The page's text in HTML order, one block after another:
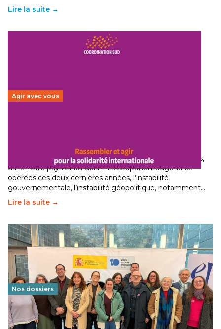
Lire la suite →
Agir avec vous
Le secteur humanitaire connaît des difficultés profondes,
dans notre pays et au-delà. Les coupures budgétaires
opérées ces deux dernières années, l’instabilité
gouvernementale, l’instabilité géopolitique, notamment…
Lire la suite →
Nos dossiers
Éducation au vivre-ensemble : un échange croisé